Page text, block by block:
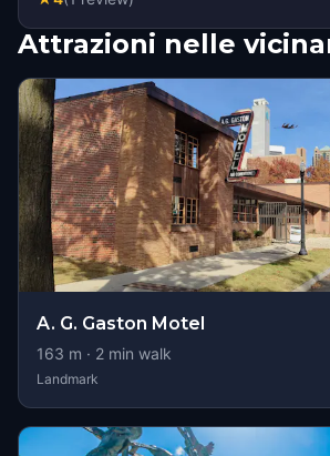
Attrazioni nelle
A. G. Gaston Motel
163 m · 2 min walk
Landmark